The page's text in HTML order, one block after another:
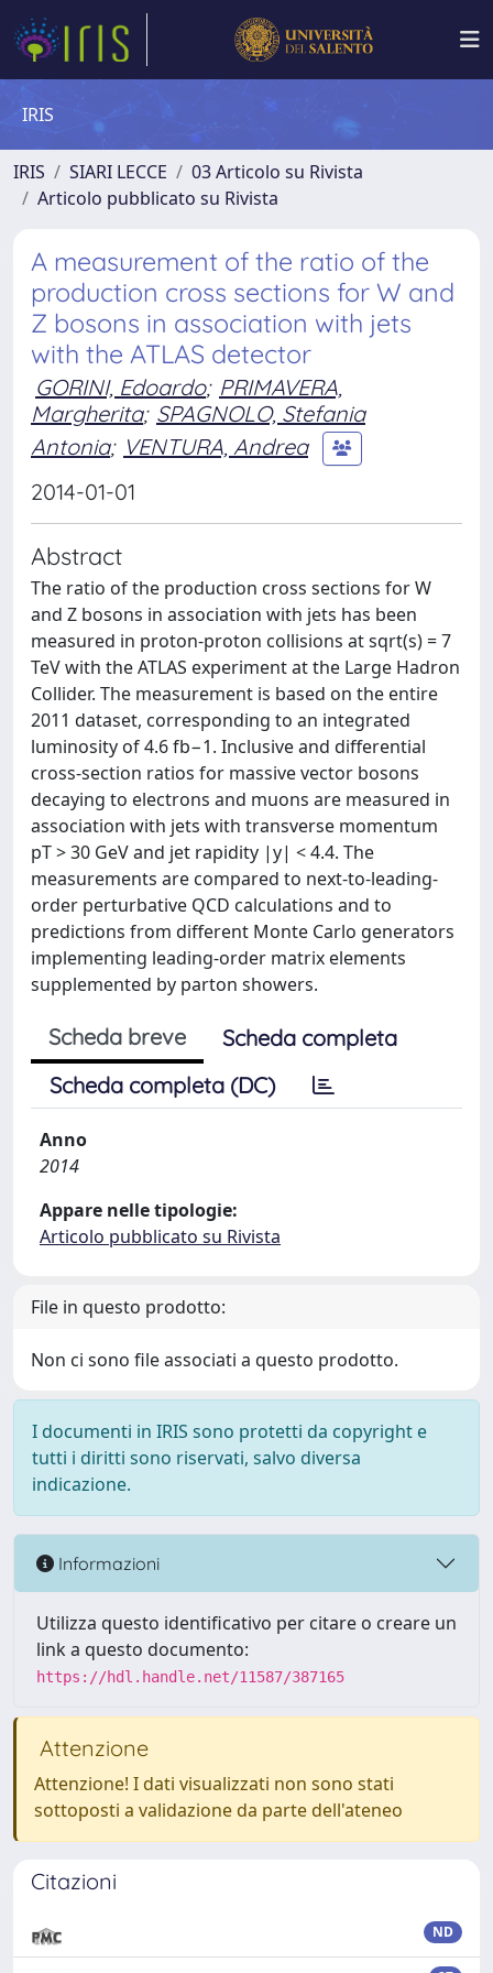
IRIS
IRIS SIARI LECCE
03 Articolo su Rivista
Articolo pubblicato su Rivista
A measurement of the ratio of the
production cross sections for W and
Z bosons in association with jets
with the ATLAS detector
GORINI, Edoardo; PRIMAVERA,
Margherita; SPAGNOLO, Stefania
Antonia; VENTURA, Andrea
2014-01-01
Abstract
The ratio of the production cross sections for W
and Z bosons in association with jets has been
measured in proton-proton collisions at sqrt(s) = 7
TeV with the ATLAS experiment at the Large Hadron
Collider. The measurement is based on the entire
2011 dataset, corresponding to an integrated
luminosity of 4.6 fb−1. Inclusive and differential
cross-section ratios for massive vector bosons
decaying to electrons and muons are measured in
association with jets with transverse momentum
pT > 30 GeV and jet rapidity |y| < 4.4. The
measurements are compared to next-to-leading-
order perturbative QCD calculations and to
predictions from different Monte Carlo generators
implementing leading-order matrix elements
supplemented by parton showers.
Scheda breve
Scheda completa
Scheda completa (DC)
Anno
2014
Appare nelle tipologie:
Articolo pubblicato su Rivista
File in questo prodotto:
Non ci sono file associati a questo prodotto.
I documenti in IRIS sono protetti da copyright e
tutti i diritti sono riservati, salvo diversa
indicazione.
Informazioni
Utilizza questo identificativo per citare o creare un
link a questo documento:
https://hdl.handle.net/11587/387165
Attenzione
Attenzione! I dati visualizzati non sono stati
sottoposti a validazione da parte dell'ateneo
Citazioni
ND